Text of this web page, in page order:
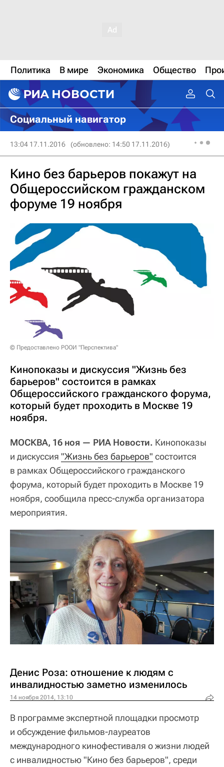
Политика В мире Экономика Общество
Социальный навигатор
13:04 17.11.2016 (обновлено: 14:50 17.11.2016)
Кино без барьеров покажут на
Общероссийском гражданском
форуме 19 ноября
© Предоставлено РООИ "Перспектива"
Кинопоказы и дискуссия "Жизнь без
барьеров" состоится в рамках
Общероссийского гражданского форума,
который будет проходить в Москве 19
ноября.
МОСКВА, 16 ноя — РИА Новости. Кинопоказы
и дискуссия "Жизнь без барьеров" состоится
в рамках Общероссийского гражданского
форума, который будет проходить в Москве 19
ноября, сообщила пресс-служба организатора
мероприятия.
Денис Роза: отношение к людям с
инвалидностью заметно изменилось
14 ноября 2014, 13:10
В программе экспертной площадки просмотр
и обсуждение фильмов-лауреатов
международного кинофестиваля о жизни людей
с инвалидностью "Кино без барьеров", среди